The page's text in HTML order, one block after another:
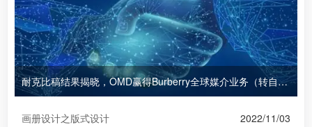
耐克比稿结果揭晓，OMD赢得Burberry全球媒介业务（转自广告狂人日报）
2022/11/03
画册设计之版式设计